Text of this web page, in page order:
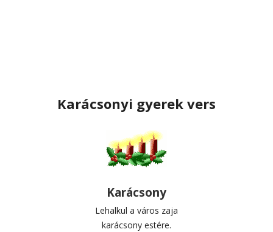
Karácsonyi gyerek vers
Karácsony
Lehalkul a város zaja
karácsony estére.